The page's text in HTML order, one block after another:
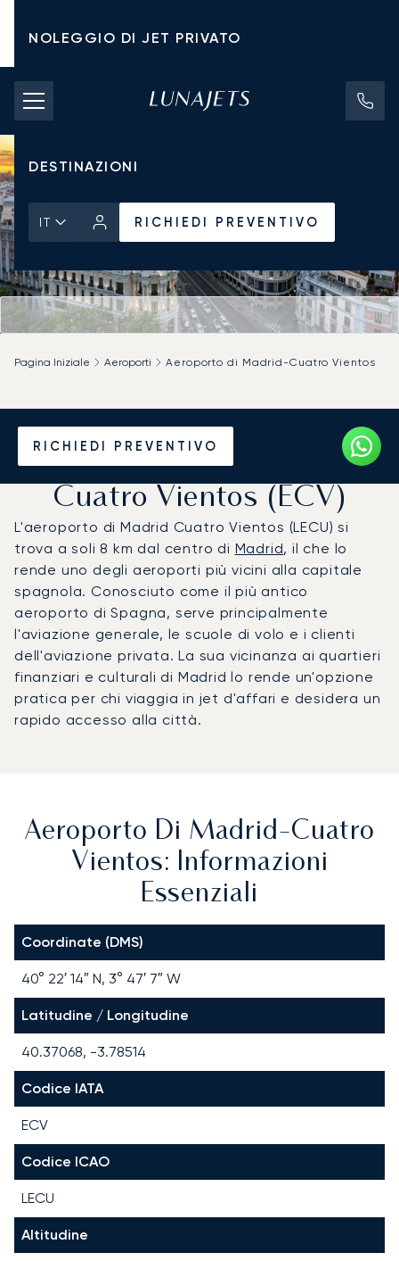
NOLEGGIO DI JET PRIVATO
TARIFFE DI NOLEGGIO
JET PRIVATI
DESTINAZIONI
IT RICHIEDI PREVENTIVO
RICHIEDI PREVENTIVO
Pagina Iniziale Aeroporti Aeroporto di Madrid-Cuatro Vientos
Noleggio jet privato per
l'Aeroporto di Madrid-
Cuatro Vientos (ECV)
L'aeroporto di Madrid Cuatro Vientos (LECU) si
trova a soli 8 km dal centro di Madrid, il che lo
rende uno degli aeroporti più vicini alla capitale
spagnola. Conosciuto come il più antico
aeroporto di Spagna, serve principalmente
l'aviazione generale, le scuole di volo e i clienti
dell'aviazione privata. La sua vicinanza ai quartieri
finanziari e culturali di Madrid lo rende un'opzione
pratica per chi viaggia in jet d'affari e desidera un
rapido accesso alla città.
Aeroporto Di Madrid-Cuatro
Vientos: Informazioni
Essenziali
Coordinate (DMS)
40° 22′ 14″ N, 3° 47′ 7″ W
Latitudine / Longitudine
40.37068, -3.78514
Codice IATA
ECV
Codice ICAO
LECU
Altitudine